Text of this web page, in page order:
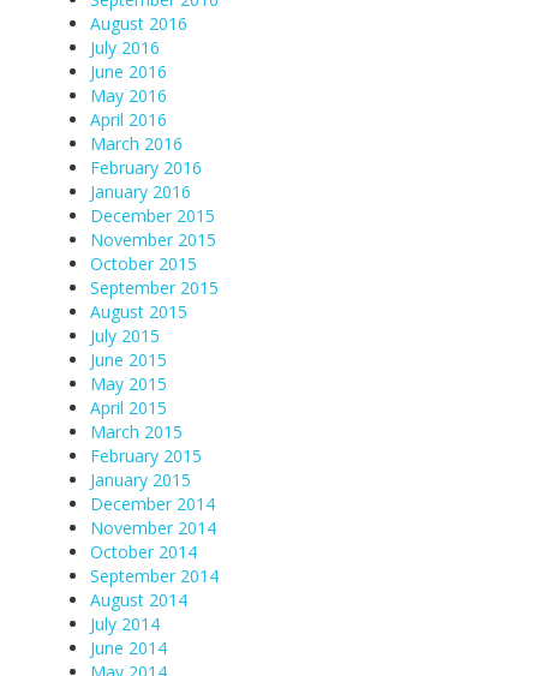
August 2016
July 2016
June 2016
May 2016
April 2016
March 2016
February 2016
January 2016
December 2015
November 2015
October 2015
September 2015
August 2015
July 2015
June 2015
May 2015
April 2015
March 2015
February 2015
January 2015
December 2014
November 2014
October 2014
September 2014
August 2014
July 2014
June 2014